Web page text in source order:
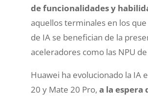
de funcionalidades y
aquellos terminales en los que
de IA se benefician de la
aceleradores como las NPU
Huawei ha evolucionado la IA
20 y Mate 20 Pro, a la espera